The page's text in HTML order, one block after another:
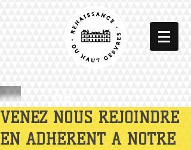
VENEZ NOUS REJOINDRE
EN ADHÉRENT A NOTRE